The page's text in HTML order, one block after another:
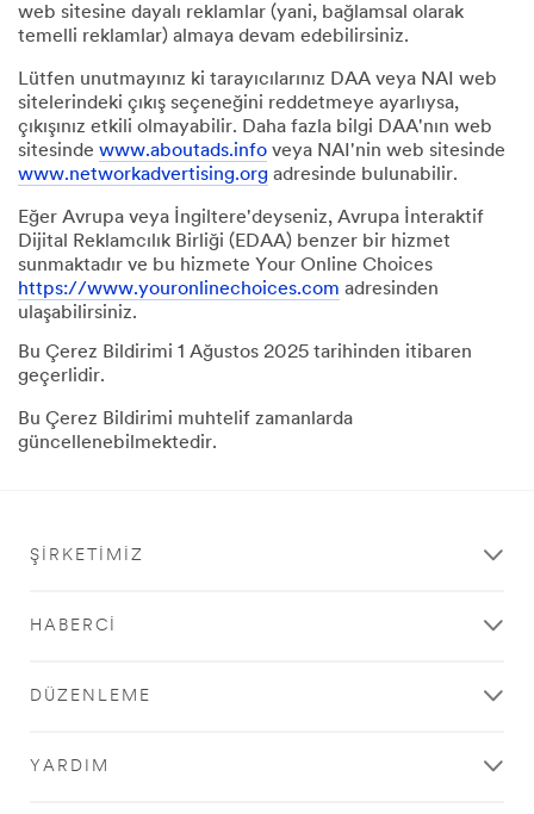
web sitesine dayalı reklamlar (yani, bağlamsal olarak
temelli reklamlar) almaya devam edebilirsiniz.
Lütfen unutmayınız ki tarayıcılarınız DAA veya NAI web
sitelerindeki çıkış seçeneğini reddetmeye ayarlıysa,
çıkışınız etkili olmayabilir. Daha fazla bilgi DAA'nın web
sitesinde www.aboutads.info veya NAI'nin web sitesinde
www.networkadvertising.org adresinde bulunabilir.
Eğer Avrupa veya İngiltere'deyseniz, Avrupa İnteraktif
Dijital Reklamcılık Birliği (EDAA) benzer bir hizmet
sunmaktadır ve bu hizmete Your Online Choices
https://www.youronlinechoices.com adresinden
ulaşabilirsiniz.
Bu Çerez Bildirimi 1 Ağustos 2025 tarihinden itibaren
geçerlidir.
Bu Çerez Bildirimi muhtelif zamanlarda
güncellenebilmektedir.
ŞIRKETIMIZ
HABERCI
DÜZENLEME
YARDIM